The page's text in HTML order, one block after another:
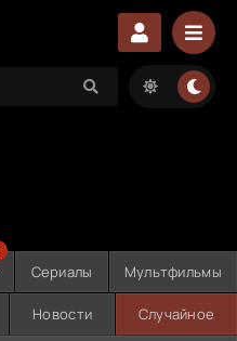
Сериалы Мультфильмы
Новости Случайное